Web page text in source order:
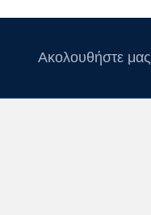
Ακολουθήστε μας